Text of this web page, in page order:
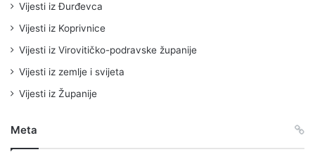
Vijesti iz Đurđevca
Vijesti iz Koprivnice
Vijesti iz Virovitičko-podravske županije
Vijesti iz zemlje i svijeta
Vijesti iz Županije
Meta